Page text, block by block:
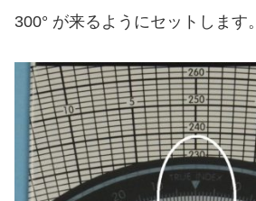
300° が来るようにセットします。